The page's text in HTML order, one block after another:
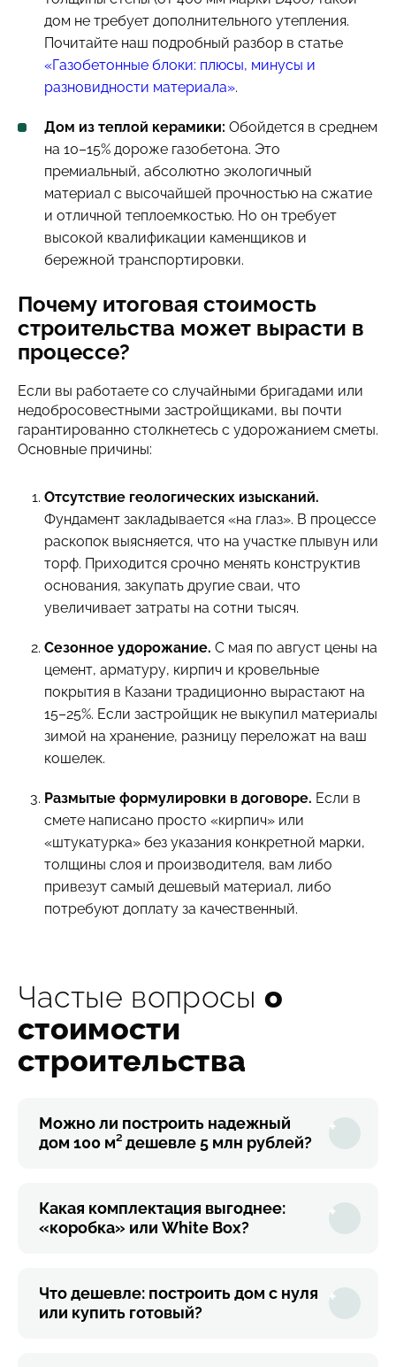
дом не требует дополнительного утепления.
Почитайте наш подробный разбор в статье
«Газобетонные блоки: плюсы, минусы и
разновидности материала».
Дом из теплой керамики: Обойдется в среднем
на 10–15% дороже газобетона. Это
премиальный, абсолютно экологичный
материал с высочайшей прочностью на сжатие
и отличной теплоемкостью. Но он требует
высокой квалификации каменщиков и
бережной транспортировки.
Почему итоговая стоимость
строительства может вырасти в
процессе?
Если вы работаете со случайными бригадами или
недобросовестными застройщиками, вы почти
гарантированно столкнетесь с удорожанием сметы.
Основные причины:
Отсутствие геологических изысканий.
Фундамент закладывается «на глаз». В процессе
раскопок выясняется, что на участке плывун или
торф. Приходится срочно менять конструктив
основания, закупать другие сваи, что
увеличивает затраты на сотни тысяч.
Сезонное удорожание. С мая по август цены на
цемент, арматуру, кирпич и кровельные
покрытия в Казани традиционно вырастают на
15–25%. Если застройщик не выкупил материалы
зимой на хранение, разницу переложат на ваш
кошелек.
Размытые формулировки в договоре. Если в
смете написано просто «кирпич» или
«штукатурка» без указания конкретной марки,
толщины слоя и производителя, вам либо
привезут самый дешевый материал, либо
потребуют доплату за качественный.
Частые вопросыо
стоимости
строительства
Можно ли построить надежный
дом 100 м² дешевле 5 млн рублей?
Какая комплектация выгоднее:
«коробка» или White Box?
Что дешевле: построить дом с нуля
или купить готовый?